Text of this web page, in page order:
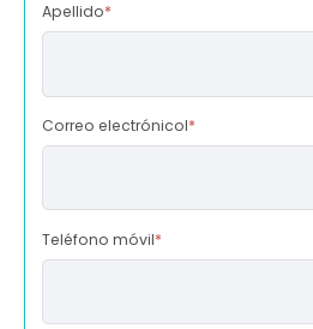
Apellido*
Correo electrónicol*
Teléfono móvil*